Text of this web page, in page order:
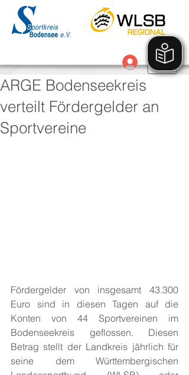
Anmelden
ARGE Bodenseekreis
verteilt Fördergelder an
Sportvereine
Fördergelder von insgesamt 43.300
Euro sind in diesen Tagen auf die
Konten von 44 Sportvereinen im
Bodenseekreis geflossen. Diesen
Betrag stellt der Landkreis jährlich für
seine dem Württembergischen